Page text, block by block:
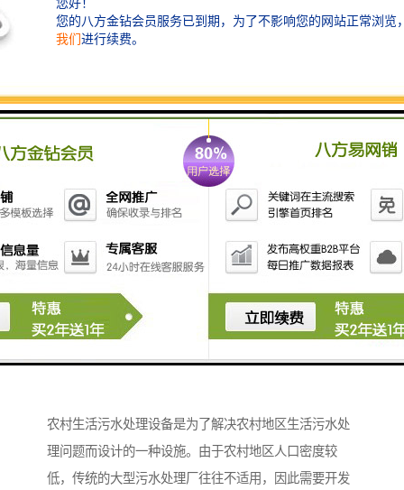
4. **后处理设备**：
- **膜过滤**：使用超滤、纳滤或反渗透等膜技术对处
- **消毒设备**：如UV消毒器或氯化设备，用于去除
残存的病菌，确保出水水质安全。
通过组合这些设备，可以构建一个的瓦楞板污水处理系
统，达到或地方的排放标准，减少对环境的影响。在选
择具体设备时，应考虑污水的水质特征、处理规模及投
农村生活污水处理设备是为了解决农村地区生活污水处
理问题而设计的一种设施。由于农村地区人口密度较
低，传统的大型污水处理厂往往不适用，因此需要开发